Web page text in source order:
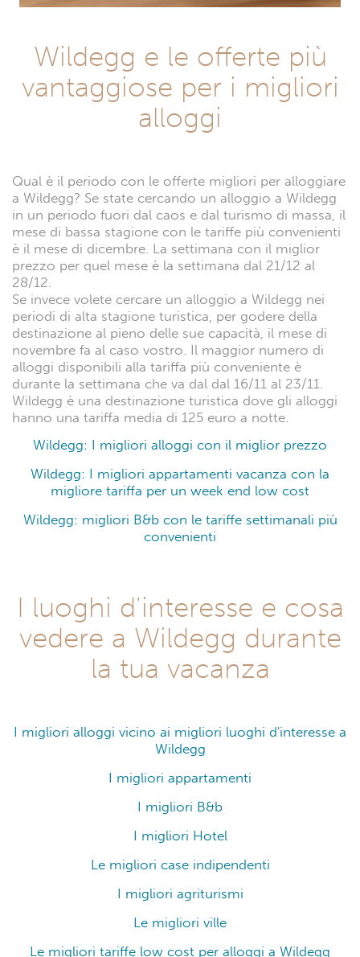
Wildegg e le offerte più
vantaggiose per i migliori
alloggi
Qual è il periodo con le offerte migliori per alloggiare
a Wildegg? Se state cercando un alloggio a Wildegg
in un periodo fuori dal caos e dal turismo di massa, il
mese di bassa stagione con le tariffe più convenienti
è il mese di dicembre. La settimana con il miglior
prezzo per quel mese è la settimana dal 21/12 al
28/12.
Se invece volete cercare un alloggio a Wildegg nei
periodi di alta stagione turistica, per godere della
destinazione al pieno delle sue capacità, il mese di
novembre fa al caso vostro. Il maggior numero di
alloggi disponibili alla tariffa più conveniente è
durante la settimana che va dal dal 16/11 al 23/11.
Wildegg è una destinazione turistica dove gli alloggi
hanno una tariffa media di 125 euro a notte.
Wildegg: I migliori alloggi con il miglior prezzo
Wildegg: I migliori appartamenti vacanza con la
migliore tariffa per un week end low cost
Wildegg: migliori B&b con le tariffe settimanali più
convenienti
I luoghi d'interesse e cosa
vedere a Wildegg durante
la tua vacanza
I migliori alloggi vicino ai migliori luoghi d'interesse a
Wildegg
I migliori appartamenti
I migliori B&b
I migliori Hotel
Le migliori case indipendenti
I migliori agriturismi
Le migliori ville
Le migliori tariffe low cost per alloggi a Wildegg